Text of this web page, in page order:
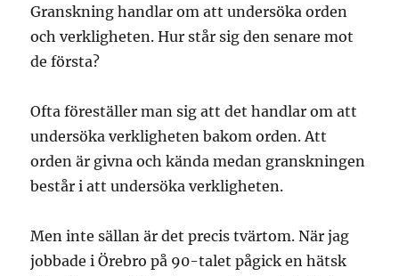
Granskning handlar om att undersöka orden
och verkligheten. Hur står sig den senare mot
de första?
Ofta föreställer man sig att det handlar om att
undersöka verkligheten bakom orden. Att
orden är givna och kända medan granskningen
består i att undersöka verkligheten.
Men inte sällan är det precis tvärtom. När jag
jobbade i Örebro på 90-talet pågick en hätsk